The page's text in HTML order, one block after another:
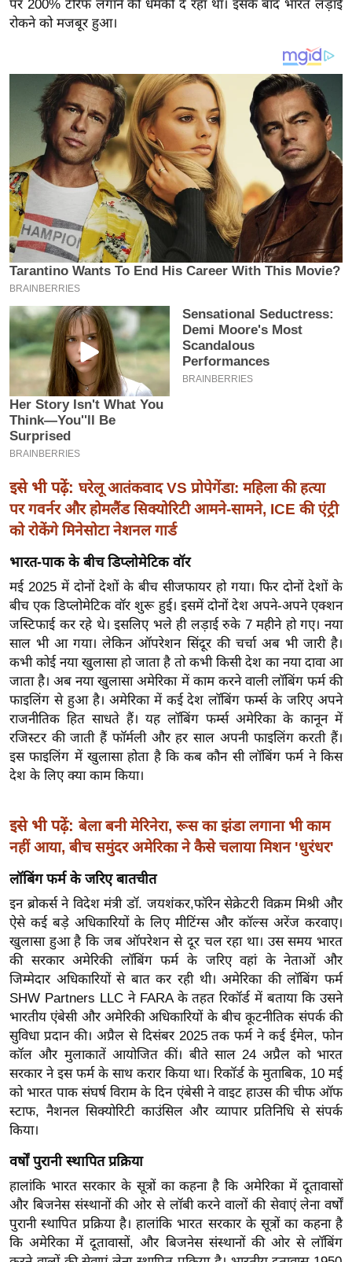
ट
L
क्रा
इ
म
ई
-
पे
प
र
मि
सा
ल
बे
मि
सा
ल
श
ख्सि
य
त
यं
ग
इं
डि
या
सा
हि
त्य
ज
त
ऑ
टो
व
र्ल्ड
न्यू
ज
ब्री
फ
म
नो
रं
ज
न
ज
ग
त
ली
वु
ड
पर 200% टेरिफलगाने की धमकी दे रहा था। इसके बाद भारत लड़ाई
रोकने को मजबूर हुआ।
इसे भी पढ़ें: घरेलू आतंकवाद VS प्रोपेगेंडा: महिला की हत्या
पर गवर्नर और होमलैंड सिक्योरिटी आमने-सामने, ICE की एंट्री
को रोकेंगे मिनेसोटा नेशनल गार्ड
भारत-पाक के बीचडिप्लोमेटिक वॉर
मई 2025 में दोनों देशों के बीच सीजफायरहो गया। फिर दोनों देशों के
बीच एकडिप्लोमेटिक वॉरशुरू हुई। इसमें दोनों देश अपने-अपनेएक्शन
जस्टिफाईकर रहे थे। इसलिए भले ही लड़ाई रुके 7 महीने हो गए। नया
साल भी आ गया। लेकिनऑपरेशनसिंदूर की चर्चा अब भी जारी है।
कभी कोई नया खुलासा हो जाता है तो कभी किसी देश का नया दावा आ
जाता है। अब नया खुलासा अमेरिका में काम करने वाली लॉबिंग फर्मकी
फाइलिंग से हुआ है। अमेरिका में कई देशलॉबिंग फर्म्स के जरिए अपने
राजनीतिक हित साधते हैं। यह लॉबिंग फर्म्स अमेरिका के कानून में
रजिस्टर की जाती हैं फॉर्मलीऔर हर साल अपनी फाइलिंगकरती हैं।
इसफाइलिंग में खुलासा होता है कि कब कौन सीलॉबिंग फर्मने किस
देश के लिए क्या काम किया।
इसे भी पढ़ें: बेला बनी मेरिनेरा, रूस का झंडा लगाना भी काम
नहीं आया, बीच समुंदर अमेरिका ने कैसे चलाया मिशन 'धुरंधर'
लॉबिंग फर्मके जरिए बातचीत
इन ब्रोकर्सने विदेश मंत्री डॉ. जयशंकर,फॉरेनसेक्रेटरी विक्रम मिश्री और
ऐसे कई बड़े अधिकारियों के लिए मीटिंग्सऔर कॉल्स अरेंज करवाए।
खुलासा हुआ है कि जबऑपरेशनसे दूर चल रहा था। उस समय भारत
की सरकार अमेरिकी लॉबिंग फर्मके जरिए वहां के नेताओं और
जिम्मेदार अधिकारियों से बात कर रही थी।अमेरिका कीलॉबिंग फर्म
SHW Partners LLC ने FARA के तहतरिकॉर्ड में बताया कि उसने
भारतीयएंबेसीऔर अमेरिकी अधिकारियों के बीच कूटनीतिक संपर्क की
सुविधा प्रदान की। अप्रैल से दिसंबर 2025 तकफर्मने कईईमेल, फोन
कॉल और मुलाकातें आयोजित कीं। बीते साल 24 अप्रैल को भारत
सरकार ने इस फर्मके साथ करार किया था। रिकॉर्ड के मुताबिक, 10 मई
को भारत पाक संघर्ष विराम के दिन एंबेसीने वाइटहाउस की चीफ ऑफ
स्टाफ, नैशनल सिक्योरिटीकाउंसिल और व्यापार प्रतिनिधि से संपर्क
किया।
वर्षों पुरानी स्थापित प्रक्रिया
हालांकि भारत सरकार के सूत्रों का कहना है कि अमेरिका में दूतावासों
और बिजनेससंस्थानों की ओर से लॉबीकरने वालोंकी सेवाएं लेना वर्षों
पुरानी स्थापित प्रक्रिया है। हालांकि भारत सरकार के सूत्रों का कहना है
कि अमेरिका में दूतावासों, और बिजनेससंस्थानों की ओर से लॉबिंग